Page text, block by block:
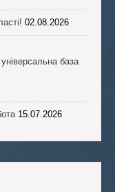
02.08.2026
база
15.07.2026